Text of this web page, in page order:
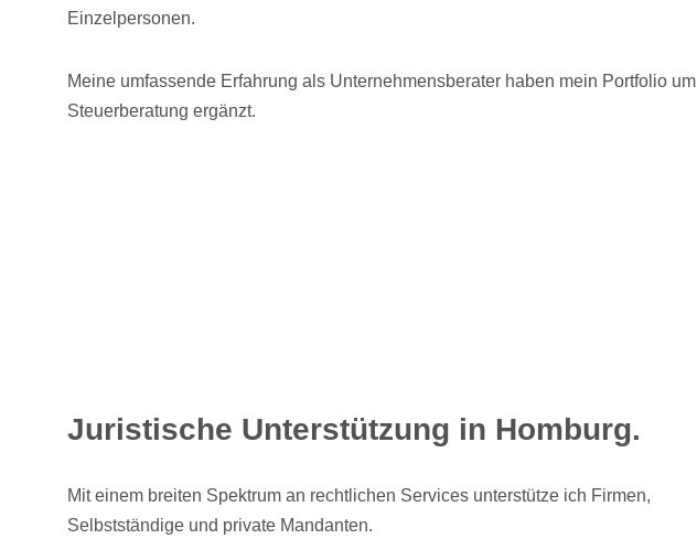
Einzelpersonen.
Meine umfassende Erfahrung als Unternehmensberater haben mein Portfolio um
Steuerberatung ergänzt.
Juristische Unterstützung in Homburg.
Mit einem breiten Spektrum an rechtlichen Services unterstütze ich Firmen,
Selbstständige und private Mandanten.